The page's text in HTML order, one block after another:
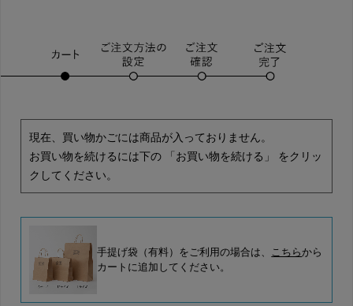
現在、買い物かごには商品が入っておりません。
お買い物を続けるには下の 「お買い物を続ける」 をクリッ
クしてください。
手提げ袋（有料）をご利用の場合は、 こちらから
カートに追加してください。